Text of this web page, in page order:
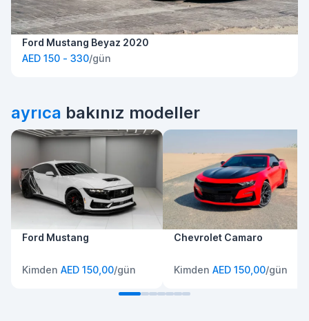
Ford Mustang Beyaz 2020
AED 150 - 330/gün
ayrıca bakınız modeller
Ford Mustang
Kimden AED 150,00/gün
Chevrolet Camaro
Kimden AED 150,00/gün